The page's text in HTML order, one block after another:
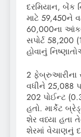
દરમિયાન, બેંક
માટે 59,450ને
60,000ના
સપોર્ટ 58,200
હોવાનું
2 ફેબ્રુઆરીના
વધીને 25,088
202 પોઈન્ટ
હતો. માર્કેટ
શેર વધ્યા હતા
શેરમાં વેચાણનું